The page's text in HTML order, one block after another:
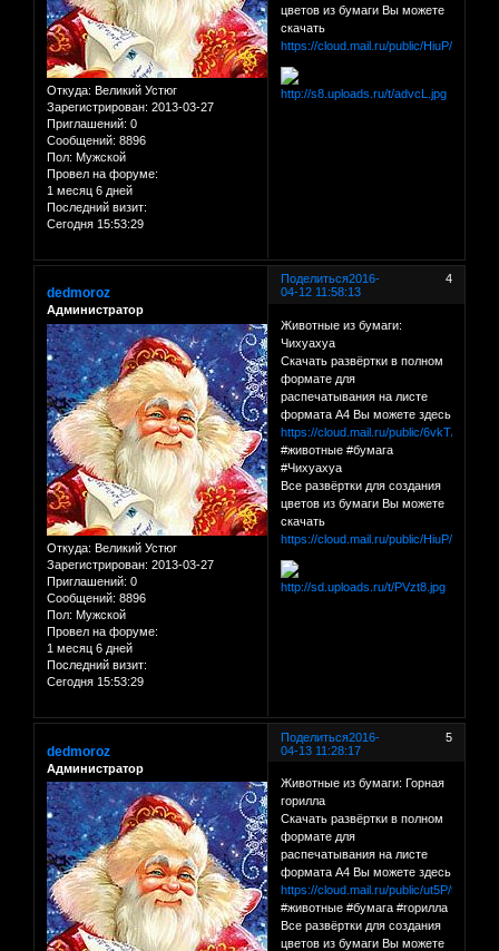
Откуда: Великий Устюг
Зарегистрирован: 2013-03-27
Приглашений: 0
Сообщений: 8896
Пол: Мужской
Провел на форуме:
1 месяц 6 дней
Последний визит:
Сегодня 15:53:29
цветов из бумаги Вы можете
скачать
https://cloud.mail.ru/public/HiuP/
Поделиться 4
2016-
04-12 11:58:13
dedmoroz
Администратор
Откуда: Великий Устюг
Зарегистрирован: 2013-03-27
Приглашений: 0
Сообщений: 8896
Пол: Мужской
Провел на форуме:
1 месяц 6 дней
Последний визит:
Сегодня 15:53:29
Животные из бумаги:
Чихуахуа
Скачать развёртки в полном
формате для
распечатывания на листе
формата А4 Вы можете здесь
https://cloud.mail.ru/public/6vkT/
#животные #бумага
#Чихуахуа
Все развёртки для создания
цветов из бумаги Вы можете
скачать
https://cloud.mail.ru/public/HiuP/
Поделиться 5
2016-
04-13 11:28:17
dedmoroz
Администратор
Животные из бумаги: Горная
горилла
Скачать развёртки в полном
формате для
распечатывания на листе
формата А4 Вы можете здесь
https://cloud.mail.ru/public/ut5P/
#животные #бумага #горилла
Все развёртки для создания
цветов из бумаги Вы можете